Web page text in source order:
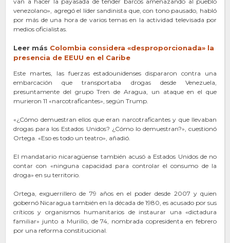
venezolano», agregó el líder sandinista que, con tono pausado, habló
por más de una hora de varios temas en la actividad televisada por
medios oficialistas.
Leer más Colombia considera «desproporcionada» la
presencia de EEUU en el Caribe
Este martes, las fuerzas estadounidenses dispararon contra una
embarcación que transportaba drogas desde Venezuela,
presuntamente del grupo Tren de Aragua, un ataque en el que
murieron 11 «narcotraficantes», según Trump.
«¿Cómo demuestran ellos que eran narcotraficantes y que llevaban
drogas para los Estados Unidos? ¿Cómo lo demuestran?», cuestionó
Ortega. «Eso es todo un teatro», añadió.
El mandatario nicaragüense también acusó a Estados Unidos de no
contar con «ninguna capacidad para controlar el consumo de la
droga» en su territorio.
Ortega, exguerrillero de 79 años en el poder desde 2007 y quien
gobernó Nicaragua también en la década de 1980, es acusado por sus
críticos y organismos humanitarios de instaurar una «dictadura
familiar» junto a Murillo, de 74, nombrada copresidenta en febrero
por una reforma constitucional.